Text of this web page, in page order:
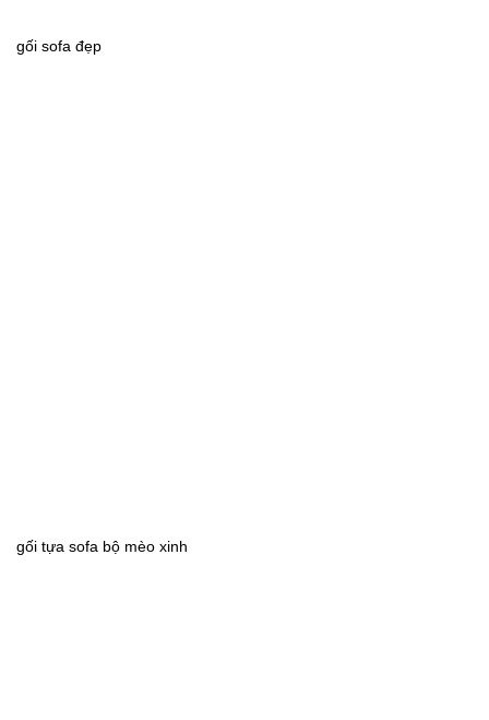
gối sofa đẹp
gối tựa sofa bộ mèo xinh